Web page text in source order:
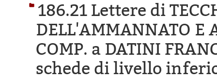
186.21 Lettere di
DELL'AMMANNATO E
COMP. a DATINI
schede di livello